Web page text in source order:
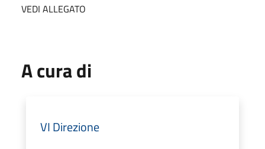
VEDI ALLEGATO
A cura di
VI Direzione